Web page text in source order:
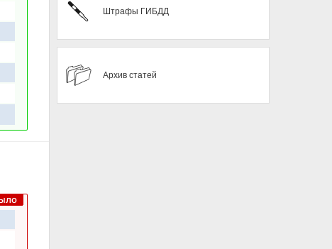
Штрафы ГИБДД
Архив статей